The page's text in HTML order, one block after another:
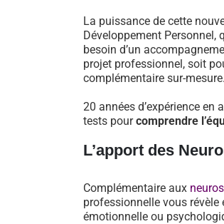
La puissance de cette
Développement Personnel,
besoin d’un
projet professionnel, soit
complémentaire sur-mesure.
20 années d’expérience
tests pourcomprendre
L’apport des
Complémentaire aux
professionnelle vous
émotionnelle ou